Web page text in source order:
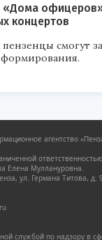
«Дома
концертов
пензенцы смогут
агентство
Елена Муллануровна.
ул. Германа Титова, д. 9.
службой по надзору в